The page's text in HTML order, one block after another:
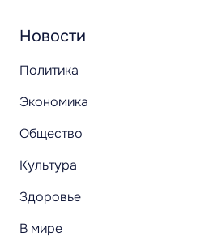
Новости
Политика
Экономика
Общество
Культура
Здоровье
В мире